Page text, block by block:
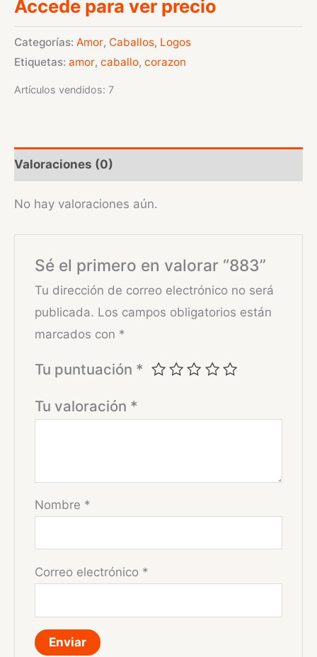
Accede para ver precio
Categorías: Amor, Caballos, Logos
Etiquetas: amor, caballo, corazon
Artículos vendidos: 7
Valoraciones (0)
No hay valoraciones aún.
Sé el primero en valorar “883”
Tu dirección de correo electrónico no será
publicada. Los campos obligatorios están
marcados con *
Tu puntuación *
Tu valoración *
Nombre *
Correo electrónico *